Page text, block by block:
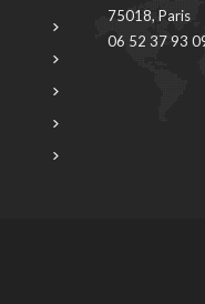
75018, Paris
06 52 37 93